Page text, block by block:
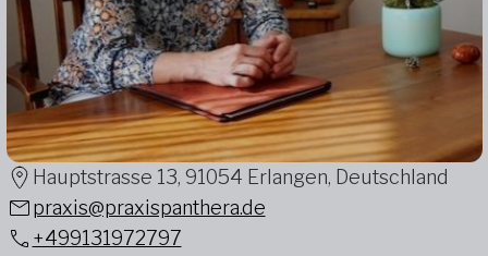
Hauptstrasse 13, 91054 Erlangen, Deutschland
praxis@praxispanthera.de
+499131972797